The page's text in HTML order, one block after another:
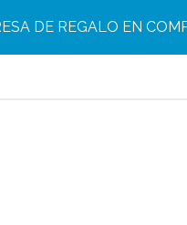
DE REGALO EN